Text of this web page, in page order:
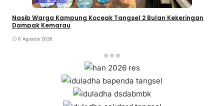
Nasib Warga Kampung Koceak Tangsel 2 Bulan Kekeringan
Dampak Kemarau
6 Agustus 2026